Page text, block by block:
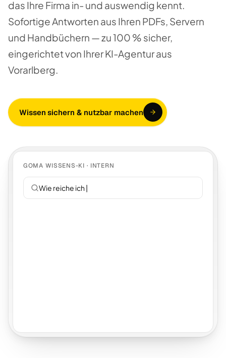
das Ihre Firma in- und auswendig kennt.
Sofortige Antworten aus Ihren PDFs, Servern
und Handbüchern — zu 100 % sicher,
eingerichtet von Ihrer KI-Agentur aus
Vorarlberg.
Wissen sichern & nutzbar machen
GOMA WISSENS-KI · INTERN
Wie reiche ich Urlaub e